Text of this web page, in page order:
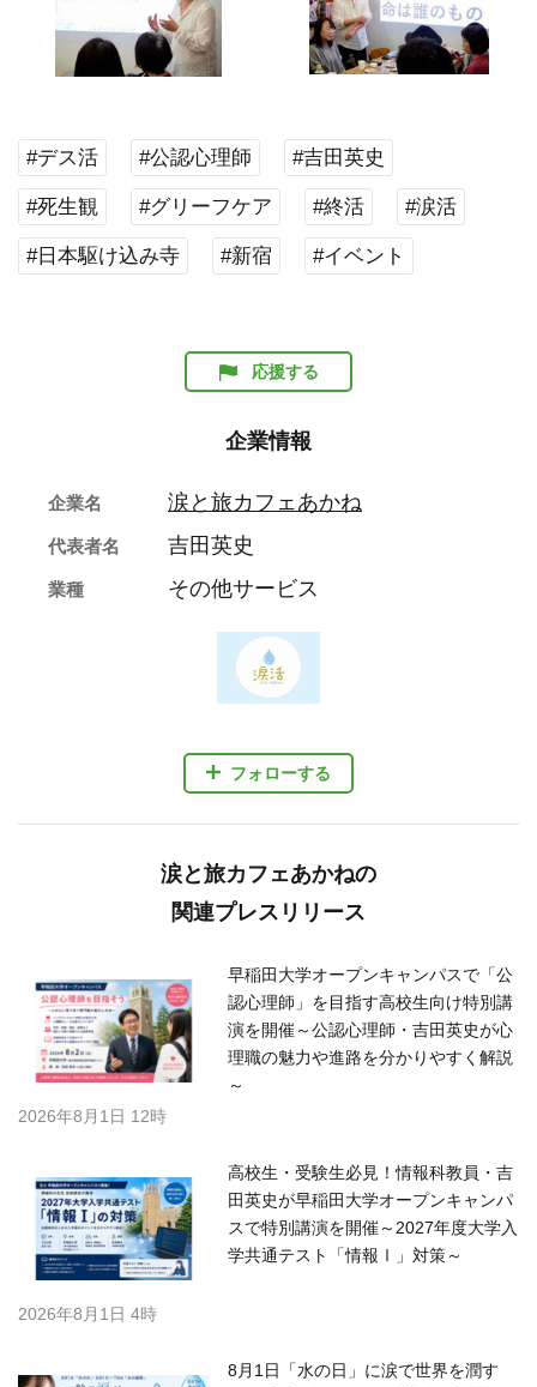
#デス活 #公認心理師 #吉田英史
#死生観 #グリーフケア #終活 #涙活
#日本駆け込み寺 #新宿 #イベント
応援する
企業情報
フォローする
企業名 涙と旅カフェあかね
代表者名 吉田英史
業種 その他サービス
涙と旅カフェあかねの
関連プレスリリース
早稲田大学オープンキャンパスで「公
認心理師」を目指す高校生向け特別講
演を開催～公認心理師・吉田英史が心
理職の魅力や進路を分かりやすく解説
～
2026年8月1日 12時
高校生・受験生必見！情報科教員・吉
田英史が早稲田大学オープンキャンパ
スで特別講演を開催～2027年度大学入
学共通テスト「情報Ⅰ」対策～
2026年8月1日 4時
8月1日「水の日」に涙で世界を潤す